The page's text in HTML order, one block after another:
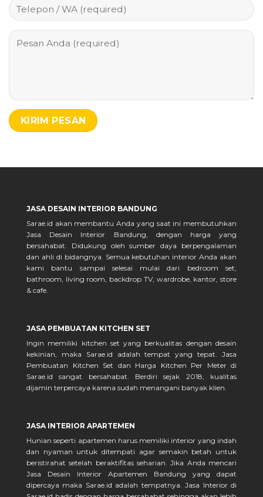
JASA DESAIN INTERIOR BANDUNG
Sarae.id akan membantu Anda yang saat ini membutuhkan
Jasa Desain Interior Bandung, dengan harga yang
bersahabat. Didukung oleh sumber daya berpengalaman
dan ahli di bidangnya. Semua kebutuhan interior Anda akan
kami bantu sampai selesai mulai dari bedroom set,
bathroom, living room, backdrop TV, wardrobe, kantor, store
& cafe.
JASA PEMBUATAN KITCHEN SET
Ingin memiliki kitchen set yang berkualitas dengan desain
kekinian, maka Sarae.id adalah tempat yang tepat. Jasa
Pembuatan Kitchen Set dan Harga Kitchen Per Meter di
Sarae.id sangat bersahabat. Berdiri sejak 2018, kualitas
dijamin terpercaya karena sudah menangani banyak klien.
JASA INTERIOR APARTEMEN
Hunian seperti apartemen harus memiliki interior yang indah
dan nyaman untuk ditempati agar semakin betah untuk
beristirahat setelah beraktifitas seharian. Jika Anda mencari
Jasa Desain Interior Apartemen Bandung yang dapat
dipercaya maka Sarae.id adalah tempatnya. Jasa Interior di